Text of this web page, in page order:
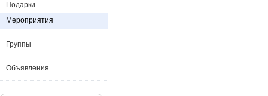
Подарки
Мероприятия
Группы
Объявления